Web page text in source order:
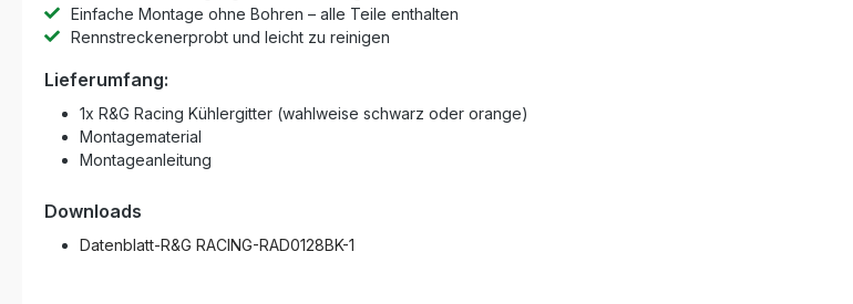
Einfache Montage ohne Bohren – alle Teile enthalten
Rennstreckenerprobt und leicht zu reinigen
Lieferumfang:
1x R&G Racing Kühlergitter (wahlweise schwarz oder orange)
Montagematerial
Montageanleitung
Downloads
Datenblatt-R&G RACING-RAD0128BK-1